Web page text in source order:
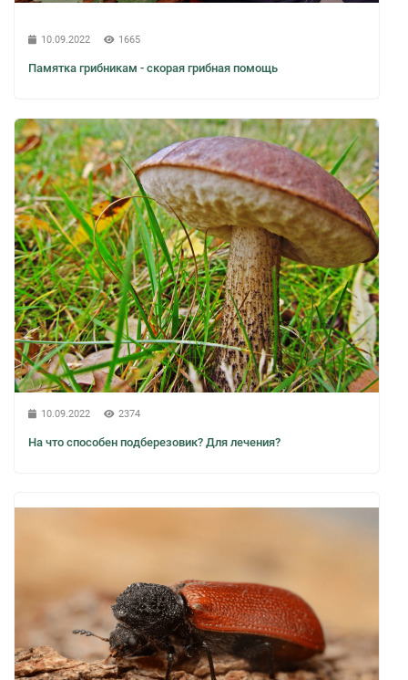
10.09.2022 1665
Памятка грибникам - скорая грибная помощь
10.09.2022 2374
На что способен подберезовик? Для лечения?